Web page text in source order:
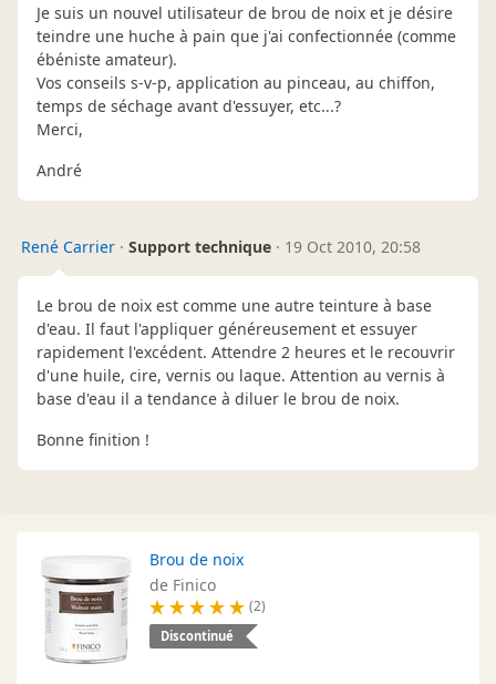
Je suis un nouvel utilisateur de brou de noix et je désire
teindre une huche à pain que j'ai confectionnée (comme
ébéniste amateur).
Vos conseils s-v-p, application au pinceau, au chiffon,
temps de séchage avant d'essuyer, etc...?
Merci,
André
René Carrier · Support technique · 19 Oct 2010, 20:58
Le brou de noix est comme une autre teinture à base
d'eau. Il faut l'appliquer généreusement et essuyer
rapidement l'excédent. Attendre 2 heures et le recouvrir
d'une huile, cire, vernis ou laque. Attention au vernis à
base d'eau il a tendance à diluer le brou de noix.
Bonne finition !
Brou de noix
de Finico
(2)
Discontinué